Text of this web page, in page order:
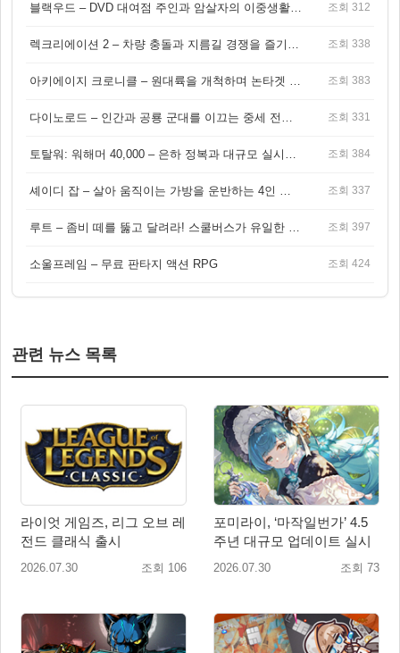
조회 312
조회 338
조회 383
조회 331
조회 384
조회 337
조회 397
소울프레임 – 무료 판타지 액션 RPG 조회 424
관련 뉴스 목록
라이엇 게임즈, 리그 오브 레
전드 클래식 출시
2026.07.30 조회 106
포미라이, ‘마작일번가’ 4.5
주년 대규모 업데이트 실시
2026.07.30 조회 73